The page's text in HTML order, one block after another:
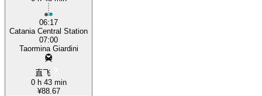
06:17
Catania Central Station
07:00
Taormina Giardini
直飞
0 h 43 min
¥88.67